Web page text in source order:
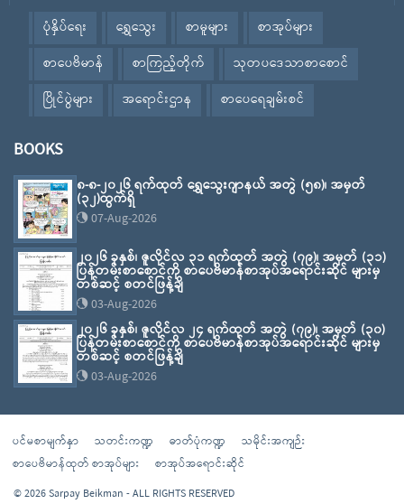
ပုံနှိပ်ရေး ရွှေသွေး စာမူများ
စာအုပ်များ
စာပေဗိမာန်
စာကြည့်တိုက်
သုတပဒေသာစာစောင်
ပြိုင်ပွဲများ
အရောင်းဌာန စာပေရေချမ်းစင်
BOOKS
၈-၈-၂၀၂၆ ရက်ထုတ် ရွှေသွေးဂျာနယ် အတွဲ (၅၈)၊ အမှတ်
(၃၂)ထွက်ရှိ
07-Aug-2026
၂၀၂၆ ခုနှစ်၊ ဇူလိုင်လ ၃၁ ရက်ထုတ် အတွဲ (၇၉)၊ အမှတ် (၃၁)
ပြန်တမ်းစာစောင်ကို စာပေဗိမာန်စာအုပ်အရောင်းဆိုင် များမှ
တစ်ဆင့် စတင်ဖြန့်ချိ
03-Aug-2026
၂၀၂၆ ခုနှစ်၊ ဇူလိုင်လ ၂၄ ရက်ထုတ် အတွဲ (၇၉)၊ အမှတ် (၃၀)
ပြန်တမ်းစာစောင်ကို စာပေဗိမာန်စာအုပ်အရောင်းဆိုင် များမှ
တစ်ဆင့် စတင်ဖြန့်ချိ
03-Aug-2026
ပင်မစာမျက်နှာ သတင်းကဏ္ဍ ဓာတ်ပုံကဏ္ဍ
သမိုင်းအကျဉ်း
စာပေဗိမာန်ထုတ် စာအုပ်များ
စာအုပ်အရောင်းဆိုင်
© 2026 Sarpay Beikman - ALL RIGHTS RESERVED